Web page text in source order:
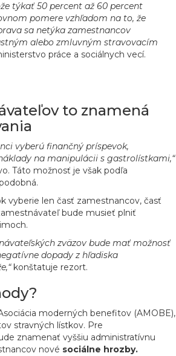
týkať 50 percent až 60 percent
pomere vzhľadom na to, že
sa netýka zamestnancov
alebo zmluvným stravovacím
práce a sociálnych vecí.
to znamená
vyberú finančný príspevok,
na manipulácii s gastrolístkami,“
Táto možnosť je však podľa
vyberie len časť zamestnancov, časť
bude musieť plniť
zväzov bude mať možnosť
dopady z hľadiska
konštatuje rezort.
moderných benefitov (AMOBE),
stravných lístkov. Pre
znamenať vyššiu administratívnu
nové sociálne hrozby.